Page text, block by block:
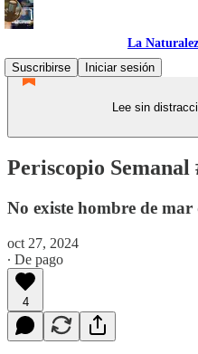
La
Suscribirse
Iniciar sesión
Lee sin
Periscopio Semanal
No existe hombre de mar
oct 27, 2024
∙ De pago
4